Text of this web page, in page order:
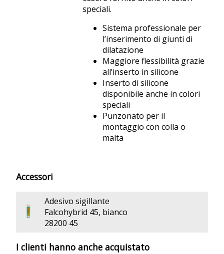
speciali.
Sistema professionale per
l’inserimento di giunti di
dilatazione
Maggiore flessibilità grazie
all’inserto in silicone
Inserto di silicone
disponibile anche in colori
speciali
Punzonato per il
montaggio con colla o
malta
Accessori
Adesivo sigillante
Falcohybrid 45, bianco
28200 45
I clienti hanno anche acquistato